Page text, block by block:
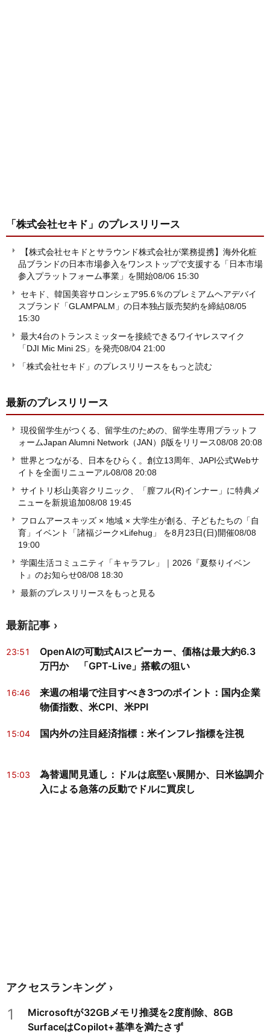
「株式会社セキド」 のプレスリリース
【株式会社セキドとサラウンド株式会社が業務提携】海外化粧
品ブランドの日本市場参入をワンストップで支援する「日本市場
参入プラットフォーム事業」を開始08/06 15:30
セキド、韓国美容サロンシェア95.6％のプレミアムヘアデバイ
スブランド「GLAMPALM」の日本独占販売契約を締結08/05
15:30
最大4台のトランスミッターを接続できるワイヤレスマイク
「DJI Mic Mini 2S」を発売08/04 21:00
「株式会社セキド」のプレスリリースをもっと読む
最新のプレスリリース
現役留学生がつくる、留学生のための、留学生専用プラットフ
ォームJapan Alumni Network（JAN）β版をリリース08/08 20:08
世界とつながる、日本をひらく。創立13周年、JAPI公式Webサ
イトを全面リニューアル08/08 20:08
サイトリ杉山美容クリニック、「膣フル(R)インナー」に特典メ
ニューを新規追加08/08 19:45
フロムアースキッズ × 地域 × 大学生が創る、子どもたちの「自
育」イベント「諸福ジーク×Lifehug」 を8月23日(日)開催08/08
19:00
学園生活コミュニティ「キャラフレ」｜2026『夏祭りイベン
ト』のお知らせ08/08 18:30
最新のプレスリリースをもっと見る
最新記事
23:51
OpenAIの可動式AIスピーカー、価格は最大約6.3
万円か 「GPT-Live」搭載の狙い
16:46
来週の相場で注目すべき3つのポイント：国内企業
物価指数、米CPI、米PPI
15:04 国内外の注目経済指標：米インフレ指標を注視
15:03
為替週間見通し：ドルは底堅い展開か、日米協調介
入による急落の反動でドルに買戻し
アクセスランキング
1
Microsoftが32GBメモリ推奨を2度削除、8GB
SurfaceはCopilot+基準を満たさず